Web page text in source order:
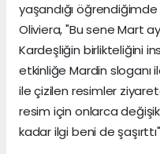
yaşandığı
Oliviera, "Bu sene Mart
Kardeşliğin birlikteliğini
etkinliğe Mardin sloganı
ile çizilen resimler
resim için onlarca değişik
kadar ilgi beni de